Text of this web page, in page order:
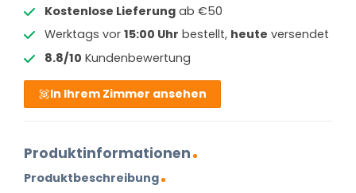
Kostenlose Lieferungab €50
Werktags vor 15:00 Uhr bestellt, heute versendet
8.8/10 Kundenbewertung
In Ihrem Zimmer ansehen
Produktinformationen
Produktbeschreibung